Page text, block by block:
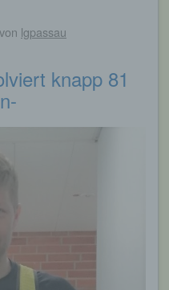
von lgpassau
knapp 81